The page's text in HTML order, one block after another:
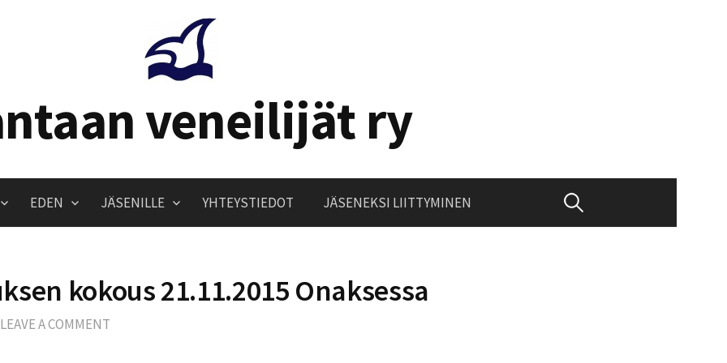
veneilijät ry
EDEN JÄSENILLE YHTEYSTIEDOT JÄSENEKSI LIITTYMINEN Haku:
kokous 21.11.2015 Onaksessa
LEAVE A COMMENT